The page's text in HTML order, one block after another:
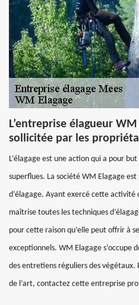
L’entreprise élagueur
sollicitée par les
L’élagage est une action qui a pour
superflues. La société WM Elagage
d’élagage. Ayant exercé cette activité
maîtrise toutes les techniques
pour cette raison qu’elle peut offrir à
exceptionnels. WM Elagage s’occupe
des entretiens réguliers des végétaux.
de l’art, contactez cette entreprise